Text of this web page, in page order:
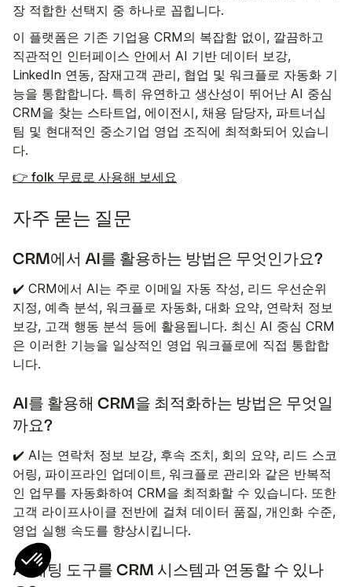
장 적합한 선택지 중 하나로 꼽힙니다.
이 플랫폼은 기존 기업용 CRM의 복잡함 없이, 깔끔하고
직관적인 인터페이스 안에서 AI 기반 데이터 보강,
LinkedIn 연동, 잠재고객 관리, 협업 및 워크플로 자동화 기
능을 통합합니다. 특히 유연하고 생산성이 뛰어난 AI 중심
CRM을 찾는 스타트업, 에이전시, 채용 담당자, 파트너십
팀 및 현대적인 중소기업 영업 조직에 최적화되어 있습니
다.
👉 folk 무료로 사용해 보세요
자주 묻는 질문
CRM에서 AI를 활용하는 방법은 무엇인가요?
✔️ CRM에서 AI는 주로 이메일 자동 작성, 리드 우선순위
지정, 예측 분석, 워크플로 자동화, 대화 요약, 연락처 정보
보강, 고객 행동 분석 등에 활용됩니다. 최신 AI 중심 CRM
은 이러한 기능을 일상적인 영업 워크플로에 직접 통합합
니다.
AI를 활용해 CRM을 최적화하는 방법은 무엇일
까요?
✔️ AI는 연락처 정보 보강, 후속 조치, 회의 요약, 리드 스코
어링, 파이프라인 업데이트, 워크플로 관리와 같은 반복적
인 업무를 자동화하여 CRM을 최적화할 수 있습니다. 또한
고객 라이프사이클 전반에 걸쳐 데이터 품질, 개인화 수준,
영업 실행 속도를 향상시킵니다.
AI 채팅 도구를 CRM 시스템과 연동할 수 있나